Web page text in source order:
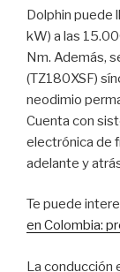
Dolphin puede
kW) a las
Nm. Además,
(TZ180XSF)
neodimio
Cuenta con
electrónica de
adelante y
Te puede
en Colombia:
La conducción